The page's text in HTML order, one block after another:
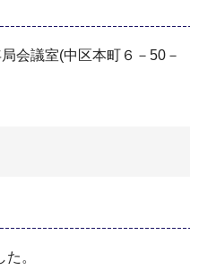
会議室(中区本町６－50－
。